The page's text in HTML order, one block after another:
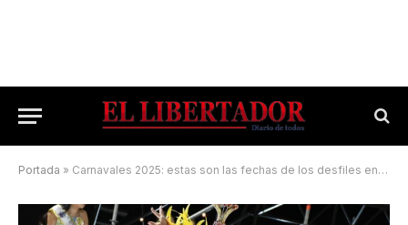
Portada » Carnavales 2025: estas son las fechas de los desfiles en toda la provincia